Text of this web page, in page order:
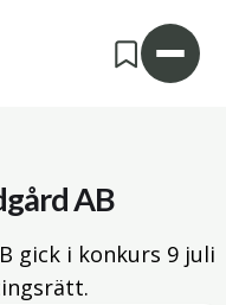
AB
gick i konkurs 9 juli